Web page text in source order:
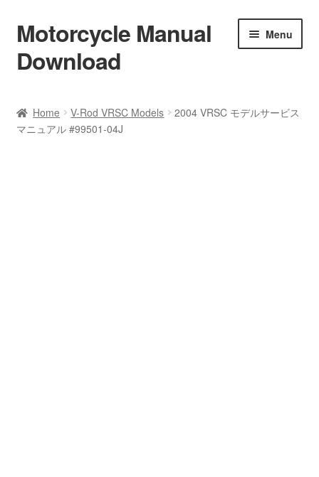
Skip
to
navigation
Skip
to
content
Motorcycle Manual
Download
Menu
Shop
Home V-Rod VRSC Models
2004 VRSC モデルサービス
マニュアル #99501-04J